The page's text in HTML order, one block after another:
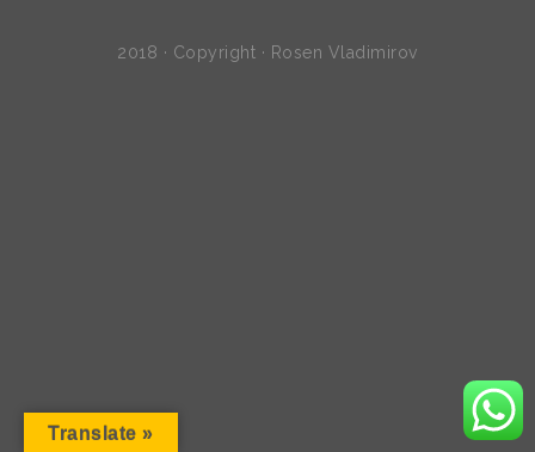
2018 · Copyright · Rosen Vladimirov
Translate »